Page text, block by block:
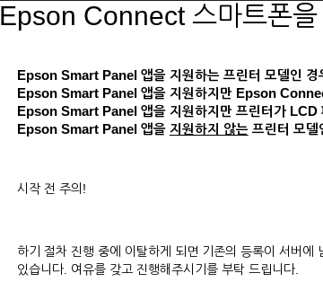
Epson Connect 스마트폰을
Epson Smart Panel 앱을 지원하는 프린터 모델인 경
Epson Smart Panel 앱을 지원하지만 Epson
Epson Smart Panel 앱을 지원하지만 프린터가 LCD
Epson Smart Panel 앱을 지원하지 않는프린터 모델
시작 전 주의!
하기 절차 진행 중에 이탈하게 되면 기존의 등록이 서버
있습니다. 여유를 갖고 진행해주시기를 부탁 드립니다.